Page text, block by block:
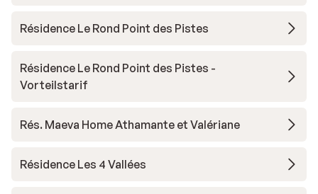
Résidence Le Rond Point des Pistes
Résidence Le Rond Point des Pistes -
Vorteilstarif
Rés. Maeva Home Athamante et Valériane
Résidence Les 4 Vallées